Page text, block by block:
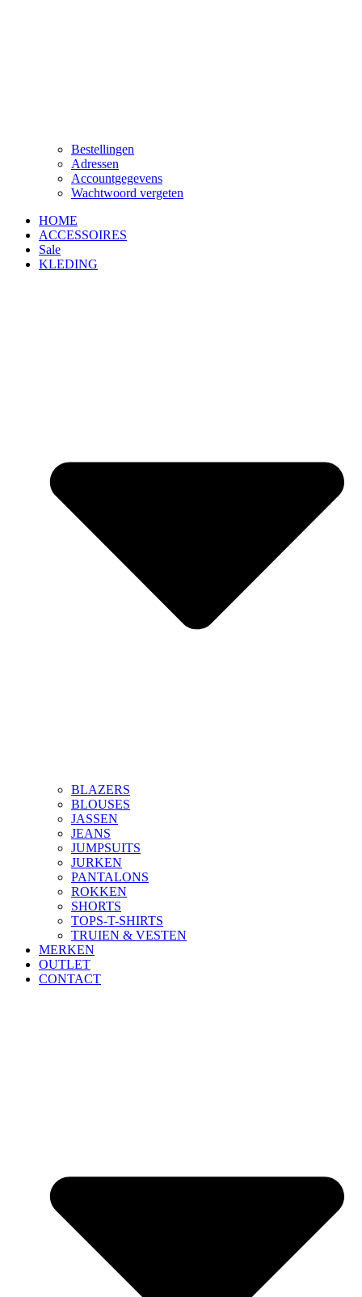
Bestellingen
Adressen
Accountgegevens
Wachtwoord vergeten
HOME
ACCESSOIRES
Sale
KLEDING
BLAZERS
BLOUSES
JASSEN
JEANS
JUMPSUITS
JURKEN
PANTALONS
ROKKEN
SHORTS
TOPS-T-SHIRTS
TRUIEN & VESTEN
MERKEN
OUTLET
CONTACT